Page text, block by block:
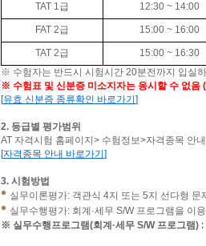
TAT 1급 12:30 ~ 14:00
FAT 2급 15:00 ~ 16:00
TAT 2급 15:00 ~ 16:30
※ 수험자는 반드시 시험시간 20분전까지 입실
※ 수험표 및 신분증 미소지자는 응시할 수 없음 (
[유효 신분증 종류확인 바로가기 ]
2. 등급별 평가범위
AT 자격시험 홈페이지 > 수험정보>자격종목 안
[자격종목 안내 바로가기 ]
3. 시험방법
실무이론평가: 객관식 4지 또는 5지 선다형 문
실무수행평가: 회계·세무 S/W 프로그램을 이
※ 실무수행프로그램(회계·세무 S/W 프로그램) :